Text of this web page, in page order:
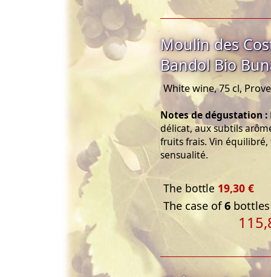
Moulin des
Bandol Bio
White wine, 75 cl,
Notes de dégustation :
délicat, aux subtils
fruits frais. Vin
sensualité.
The bottle 19,30 €
The case of6